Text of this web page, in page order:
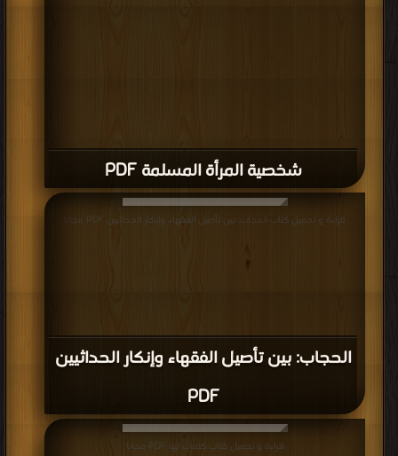
شخصية المرأة المسلمة PDF
الحجاب: بين تأصيل الفقهاء وإنكار الحداثيين
PDF
قراءة و تحميل كتاب الحجاب: بين تأصيل الفقهاء وإنكار الحداثيين PDF مجانا
قراءة و تحميل كتاب كلمات لها PDF مجانا